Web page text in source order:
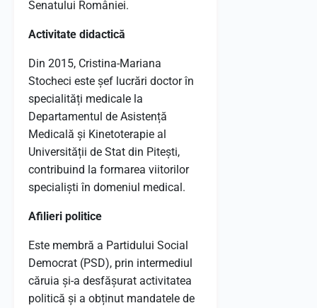
Senatului României.
Activitate didactică
Din 2015, Cristina-Mariana
Stocheci este șef lucrări doctor în
specialități medicale la
Departamentul de Asistență
Medicală și Kinetoterapie al
Universității de Stat din Pitești,
contribuind la formarea viitorilor
specialiști în domeniul medical.
Afilieri politice
Este membră a Partidului Social
Democrat (PSD), prin intermediul
căruia și-a desfășurat activitatea
politică și a obținut mandatele de